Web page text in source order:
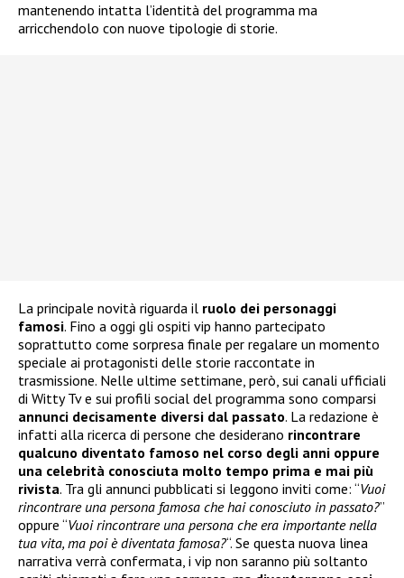
mantenendo intatta l’identità del programma ma
arricchendolo con nuove tipologie di storie.
La principale novità riguarda il ruolo dei personaggi
famosi. Fino a oggi gli ospiti vip hanno partecipato
soprattutto come sorpresa finale per regalare un momento
speciale ai protagonisti delle storie raccontate in
trasmissione. Nelle ultime settimane, però, sui canali ufficiali
di Witty Tv e sui profili social del programma sono comparsi
annunci decisamente diversi dal passato. La redazione è
infatti alla ricerca di persone che desiderano rincontrare
qualcuno diventato famoso nel corso degli anni oppure
una celebrità conosciuta molto tempo prima e mai più
rivista. Tra gli annunci pubblicati si leggono inviti come: “Vuoi
rincontrare una persona famosa che hai conosciuto in passato?”
oppure “Vuoi rincontrare una persona che era importante nella
tua vita, ma poi è diventata famosa?“. Se questa nuova linea
narrativa verrà confermata, i vip non saranno più soltanto